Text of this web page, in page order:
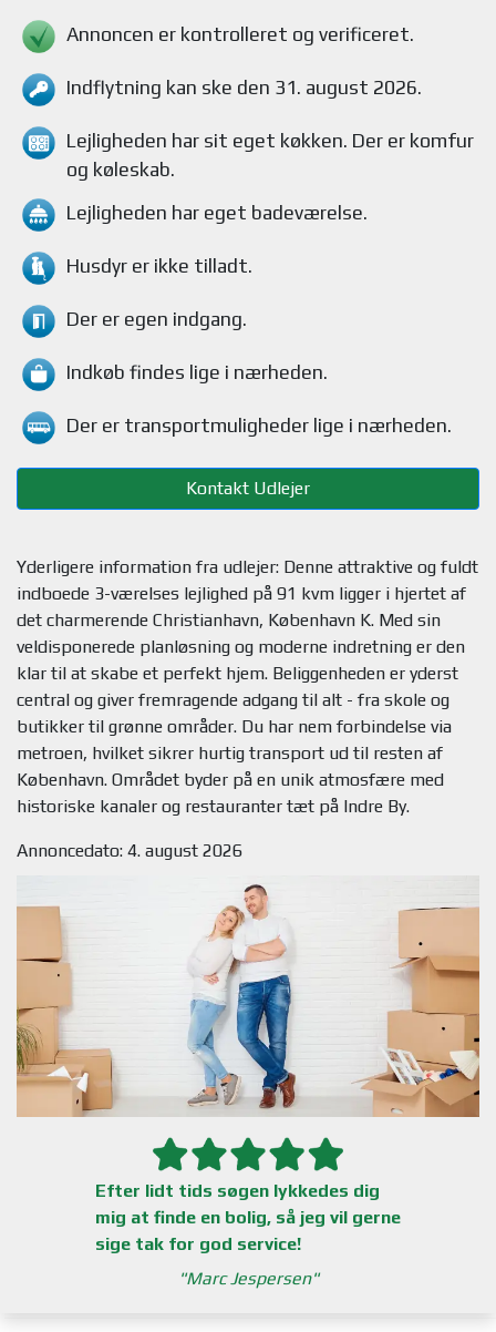
Annoncen er kontrolleret og verificeret.
Indflytning kan ske den 31. august 2026.
Lejligheden har sit eget køkken. Der er komfur
og køleskab.
Lejligheden har eget badeværelse.
Husdyr er ikke tilladt.
Der er egen indgang.
Indkøb findes lige i nærheden.
Der er transportmuligheder lige i nærheden.
Kontakt Udlejer
Yderligere information fra udlejer: Denne attraktive og fuldt
indboede 3-værelses lejlighed på 91 kvm ligger i hjertet af
det charmerende Christianhavn, København K. Med sin
veldisponerede planløsning og moderne indretning er den
klar til at skabe et perfekt hjem. Beliggenheden er yderst
central og giver fremragende adgang til alt - fra skole og
butikker til grønne områder. Du har nem forbindelse via
metroen, hvilket sikrer hurtig transport ud til resten af
København. Området byder på en unik atmosfære med
Annoncedato: 4. august 2026
Efter lidt tids søgen lykkedes dig
mig at finde en bolig, så jeg vil gerne
sige tak for god service!
Marc Jespersen